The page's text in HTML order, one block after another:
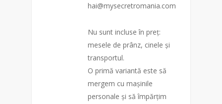
hai@mysecretromania.com
Nu sunt incluse în preț:
mesele de prânz, cinele și
transportul.
O primă variantă este să
mergem cu mașinile
personale și să împărțim